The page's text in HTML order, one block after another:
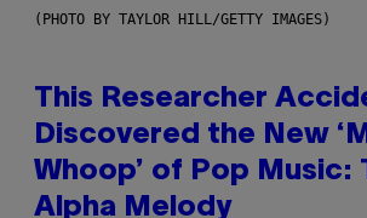
(PHOTO BY TAYLOR HILL/GETTY IMAGES)
This Researcher
Discovered the New
Whoop’ of Pop Music:
Alpha Melody